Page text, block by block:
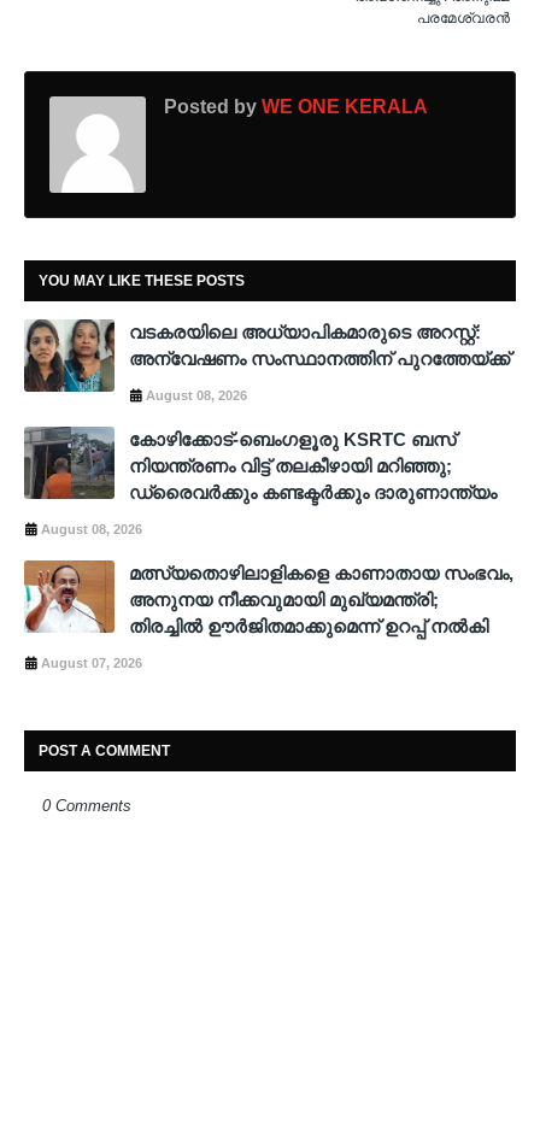
പരമേശ്വരൻ
Posted by WE ONE KERALA
YOU MAY LIKE THESE POSTS
വടകരയിലെ അധ്യാപികമാരുടെ അറസ്റ്റ്:
അന്വേഷണം സംസ്ഥാനത്തിന് പുറത്തേയ്ക്ക്
August 08, 2026
കോഴിക്കോട്-ബെംഗളൂരു KSRTC ബസ്
നിയന്ത്രണം വിട്ട് തലകീഴായി മറിഞ്ഞു;
ഡ്രെെവർക്കും കണ്ടക്ടർക്കും ദാരുണാന്ത്യം
August 08, 2026
മത്സ്യതൊഴിലാളികളെ കാണാതായ സംഭവം,
അനുനയ നീക്കവുമായി മുഖ്യമന്ത്രി;
തിരച്ചിൽ ഊർജിതമാക്കുമെന്ന് ഉറപ്പ് നൽകി
August 07, 2026
POST A COMMENT
0 Comments